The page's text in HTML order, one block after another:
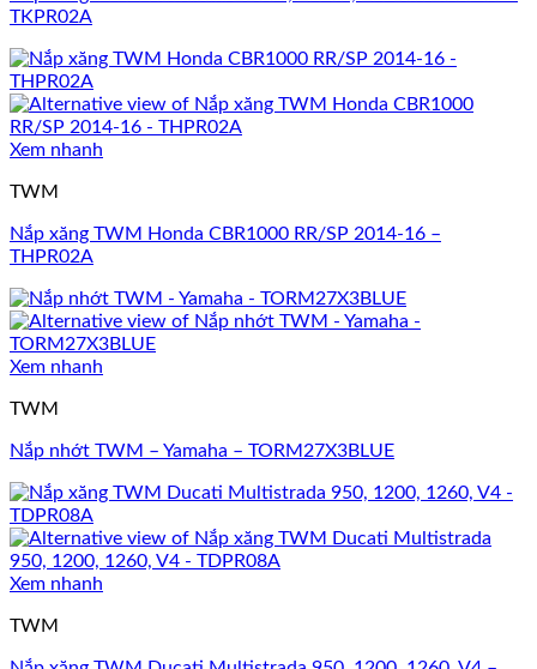
TKPR02A
Xem nhanh
TWM
Nắp xăng TWM Honda CBR1000 RR/SP 2014-16 –
THPR02A
Xem nhanh
TWM
Nắp nhớt TWM – Yamaha – TORM27X3BLUE
Xem nhanh
TWM